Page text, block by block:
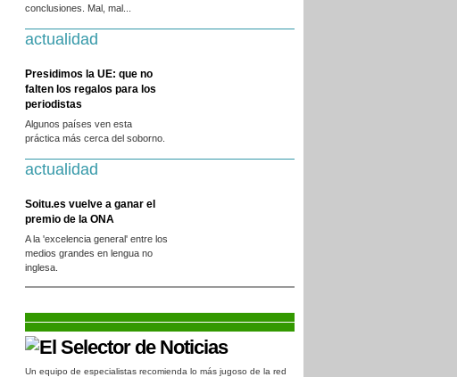
conclusiones. Mal, mal...
actualidad
Presidimos la UE: que no
falten los regalos para los
periodistas
Algunos países ven esta
práctica más cerca del soborno.
actualidad
Soitu.es vuelve a ganar el
premio de la ONA
A la 'excelencia general' entre los
medios grandes en lengua no
inglesa.
Un equipo de especialistas recomienda lo más jugoso de la red